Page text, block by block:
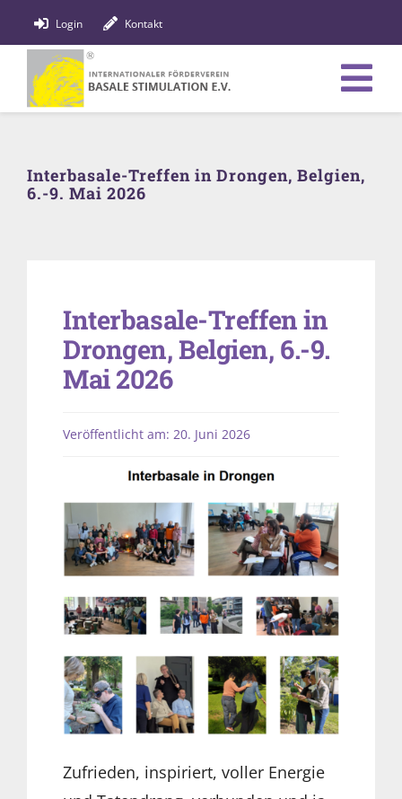
Inhalt
springen
Login Kontakt
Bildung
Förderung
Interbasale-Treffen in Drongen, Belgien,
6.-9. Mai 2026
Interbasale-Treffen in
Drongen, Belgien, 6.-9.
Mai 2026
Veröffentlicht am: 20. Juni 2026
Zufrieden, inspiriert, voller Energie